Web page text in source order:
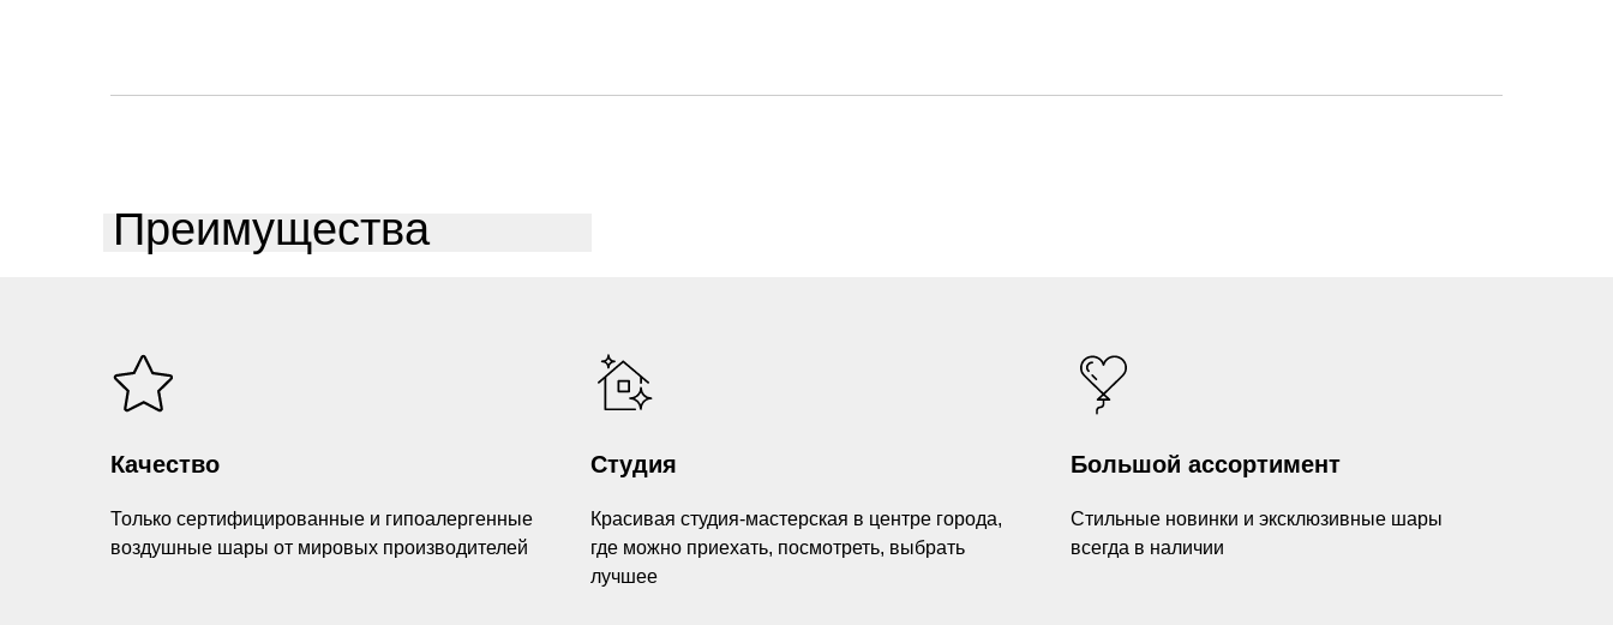
Преимущества
Качество
Только сертифицированные и гипоалергенные
воздушные шары от мировых производителей
Студия
Красивая студия-мастерская в центре города,
где можно приехать, посмотреть, выбрать
лучшее
Большой ассортимент
Стильные новинки и эксклюзивные шары
всегда в наличии